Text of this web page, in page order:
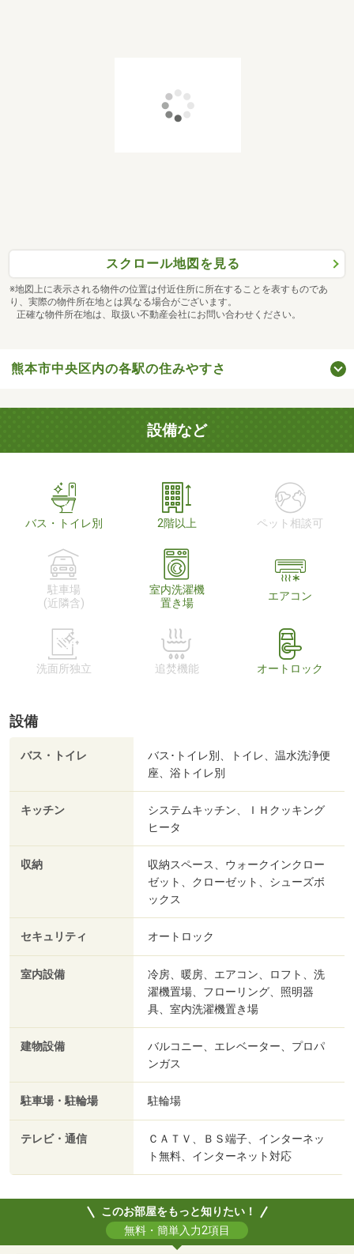
スクロール地図を見る
※地図上に表示される物件の位置は付近住所に所在することを表すものであ
り、実際の物件所在地とは異なる場合がございます。
正確な物件所在地は、取扱い不動産会社にお問い合わせください。
熊本市中央区内の各駅の住みやすさ
設備など
バス・トイレ別 2階以上 ペット相談可
駐車場
(近隣含)
室内洗濯機
置き場
エアコン
洗面所独立 追焚機能 オートロック
設備
バス・トイレ
バス･トイレ別、トイレ、温水洗浄便
座、浴トイレ別
キッチン
システムキッチン、ＩＨクッキング
ヒータ
収納
収納スペース、ウォークインクロー
ゼット、クローゼット、シューズボ
ックス
セキュリティ オートロック
室内設備
冷房、暖房、エアコン、ロフト、洗
濯機置場、フローリング、照明器
具、室内洗濯機置き場
建物設備
バルコニー、エレベーター、プロパ
ンガス
駐車場・駐輪場 駐輪場
テレビ・通信
ＣＡＴＶ、ＢＳ端子、インターネッ
ト無料、インターネット対応
このお部屋をもっと知りたい！
無料・簡単入力2項目